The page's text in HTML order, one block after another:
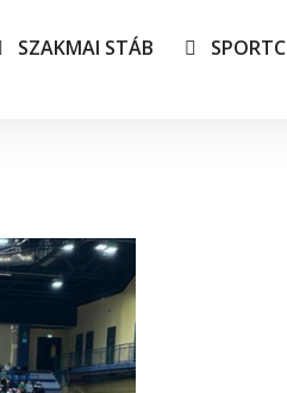
SZAKMAI STÁB